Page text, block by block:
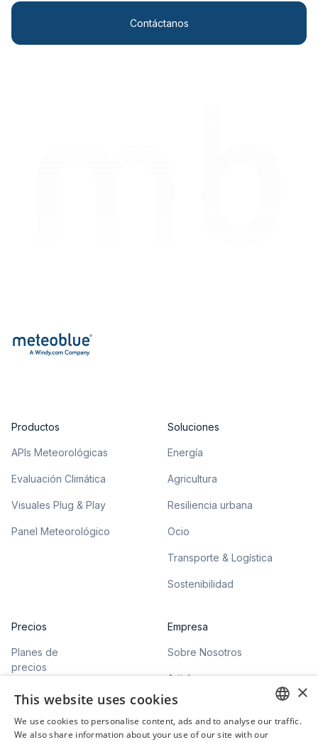
Contáctanos
Productos
APIs Meteorológicas
Evaluación Climática
Visuales Plug & Play
Panel Meteorológico
Soluciones
Energía
Agricultura
Resiliencia urbana
Ocio
Transporte & Logística
Sostenibilidad
Precios
Planes de
precios
Empresa
Sobre Nosotros
Articles
×
This website uses cookies
We use cookies to personalise content, ads and to analyse our traffic.
We also share information about your use of our site with our